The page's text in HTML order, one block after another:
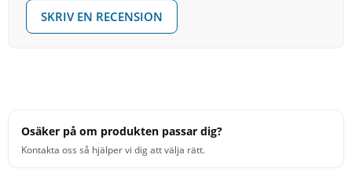
SKRIV EN RECENSION
Osäker på om produkten passar dig?
Kontakta oss så hjälper vi dig att välja rätt.